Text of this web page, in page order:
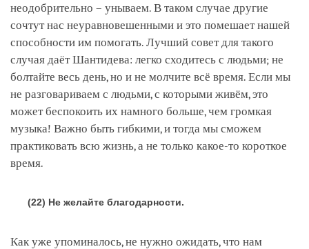
неодобрительно – унываем. В таком случае другие
сочтут нас неуравновешенными и это помешает нашей
способности им помогать. Лучший совет для такого
случая даёт Шантидева: легко сходитесь с людьми; не
болтайте весь день, но и не молчите всё время. Если мы
не разговариваем с людьми, с которыми живём, это
может беспокоить их намного больше, чем громкая
музыка! Важно быть гибкими, и тогда мы сможем
практиковать всю жизнь, а не только какое-то короткое
время.
(22) Не желайте благодарности.
Как уже упоминалось, не нужно ожидать, что нам